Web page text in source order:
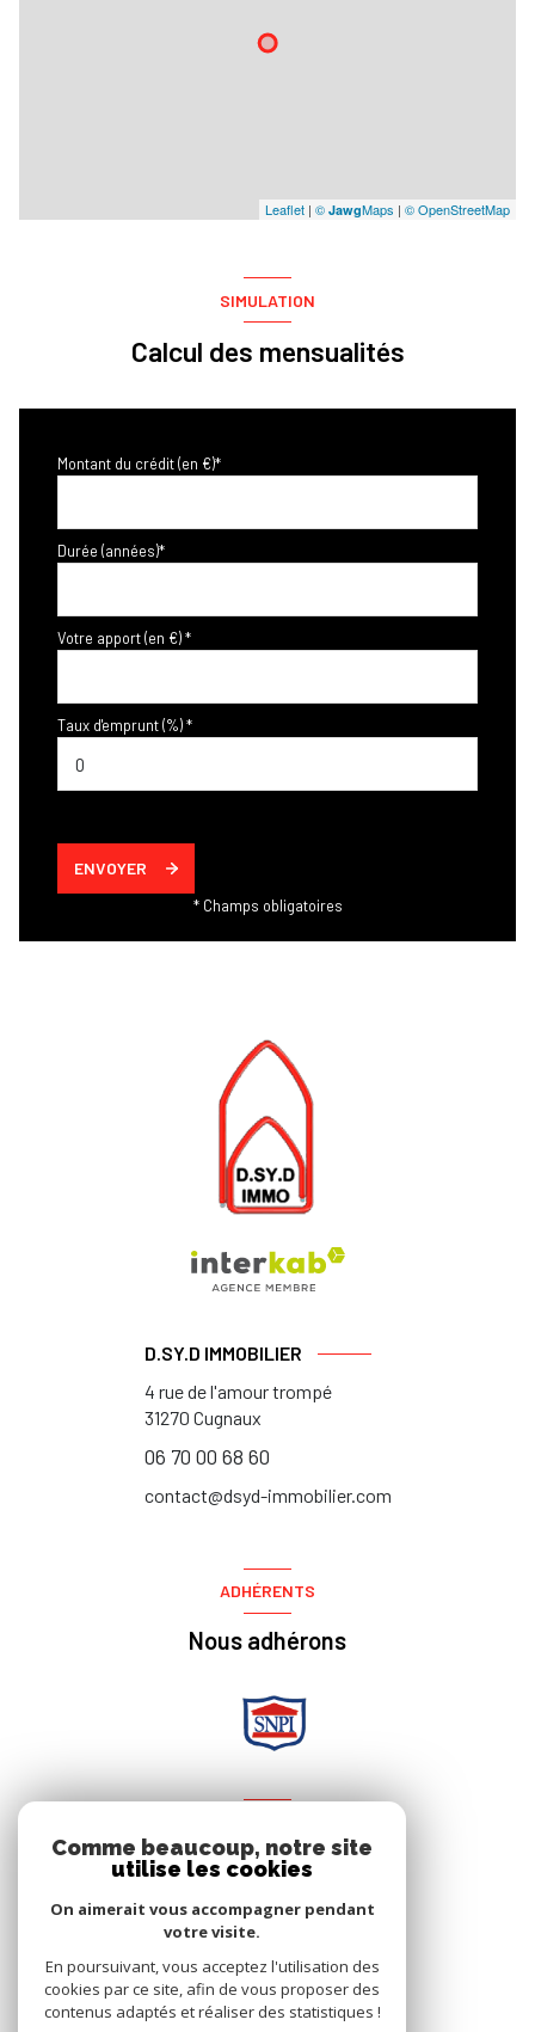
Leaflet | © JawgMaps | © OpenStreetMap
SIMULATION
Calcul des mensualités
Montant du crédit (en €)*
Durée (années)*
Votre apport (en €) *
Taux d'emprunt (%) *
ENVOYER
* Champs obligatoires
D.SY.D IMMOBILIER
4 rue de l'amour trompé
31270 Cugnaux
06 70 00 68 60
contact@dsyd-immobilier.com
ADHÉRENTS
Nous adhérons
Nous suivre
Comme beaucoup, notre site
utilise les cookies
On aimerait vous accompagner pendant
votre visite.
En poursuivant, vous acceptez l'utilisation des
cookies par ce site, afin de vous proposer des
contenus adaptés et réaliser des statistiques !